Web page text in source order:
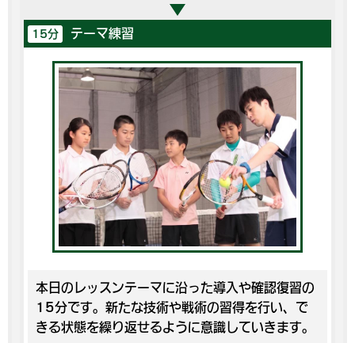
15分 テーマ練習
本日のレッスンテーマに沿った導入や確認復習の
15分です。新たな技術や戦術の習得を行い、で
きる状態を繰り返せるように意識していきます。